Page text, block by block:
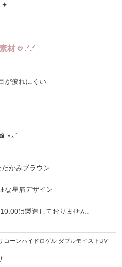
✦
素材 𖹭 .ᐟ.ᐟ
が疲れにくい
⋆｡˚
かみブラウン
な星屑デザイン
は製造しておりません。
コーンハイドロゲル ダブルモイストUV